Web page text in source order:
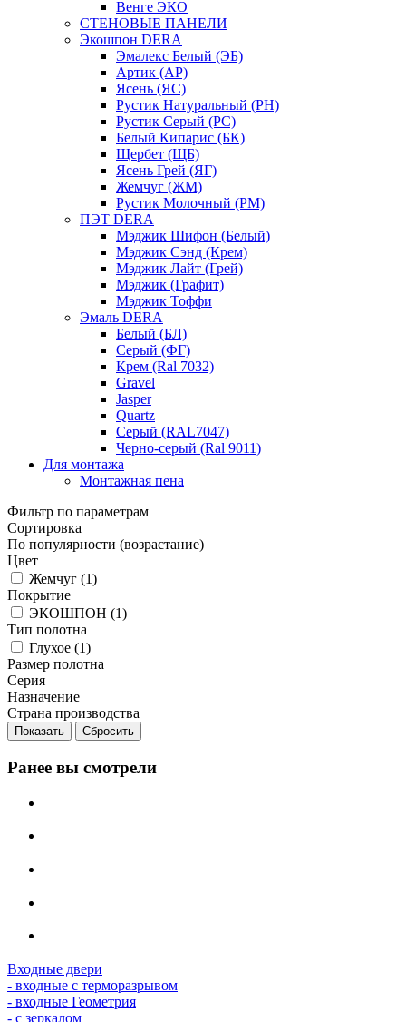
Венге ЭКО
СТЕНОВЫЕ ПАНЕЛИ
Экошпон DERA
Эмалекс Белый (ЭБ)
Артик (АР)
Ясень (ЯС)
Рустик Натуральный (РН)
Рустик Серый (РС)
Белый Кипарис (БК)
Щербет (ЩБ)
Ясень Грей (ЯГ)
Жемчуг (ЖМ)
Рустик Молочный (РМ)
ПЭТ DERA
Мэджик Шифон (Белый)
Мэджик Сэнд (Крем)
Мэджик Лайт (Грей)
Мэджик (Графит)
Мэджик Тоффи
Эмаль DERA
Белый (БЛ)
Серый (ФГ)
Крем (Ral 7032)
Gravel
Jasper
Quartz
Серый (RAL7047)
Черно-серый (Ral 9011)
Для монтажа
Монтажная пена
Фильтр по параметрам
Сортировка
По популярности (возрастание)
Цвет
Жемчуг (1)
Покрытие
ЭКОШПОН (1)
Тип полотна
Глухое (1)
Размер полотна
Серия
Назначение
Страна производства
Сбросить
Ранее вы смотрели
Входные двери
- входные с терморазрывом
- входные Геометрия
- с зеркалом